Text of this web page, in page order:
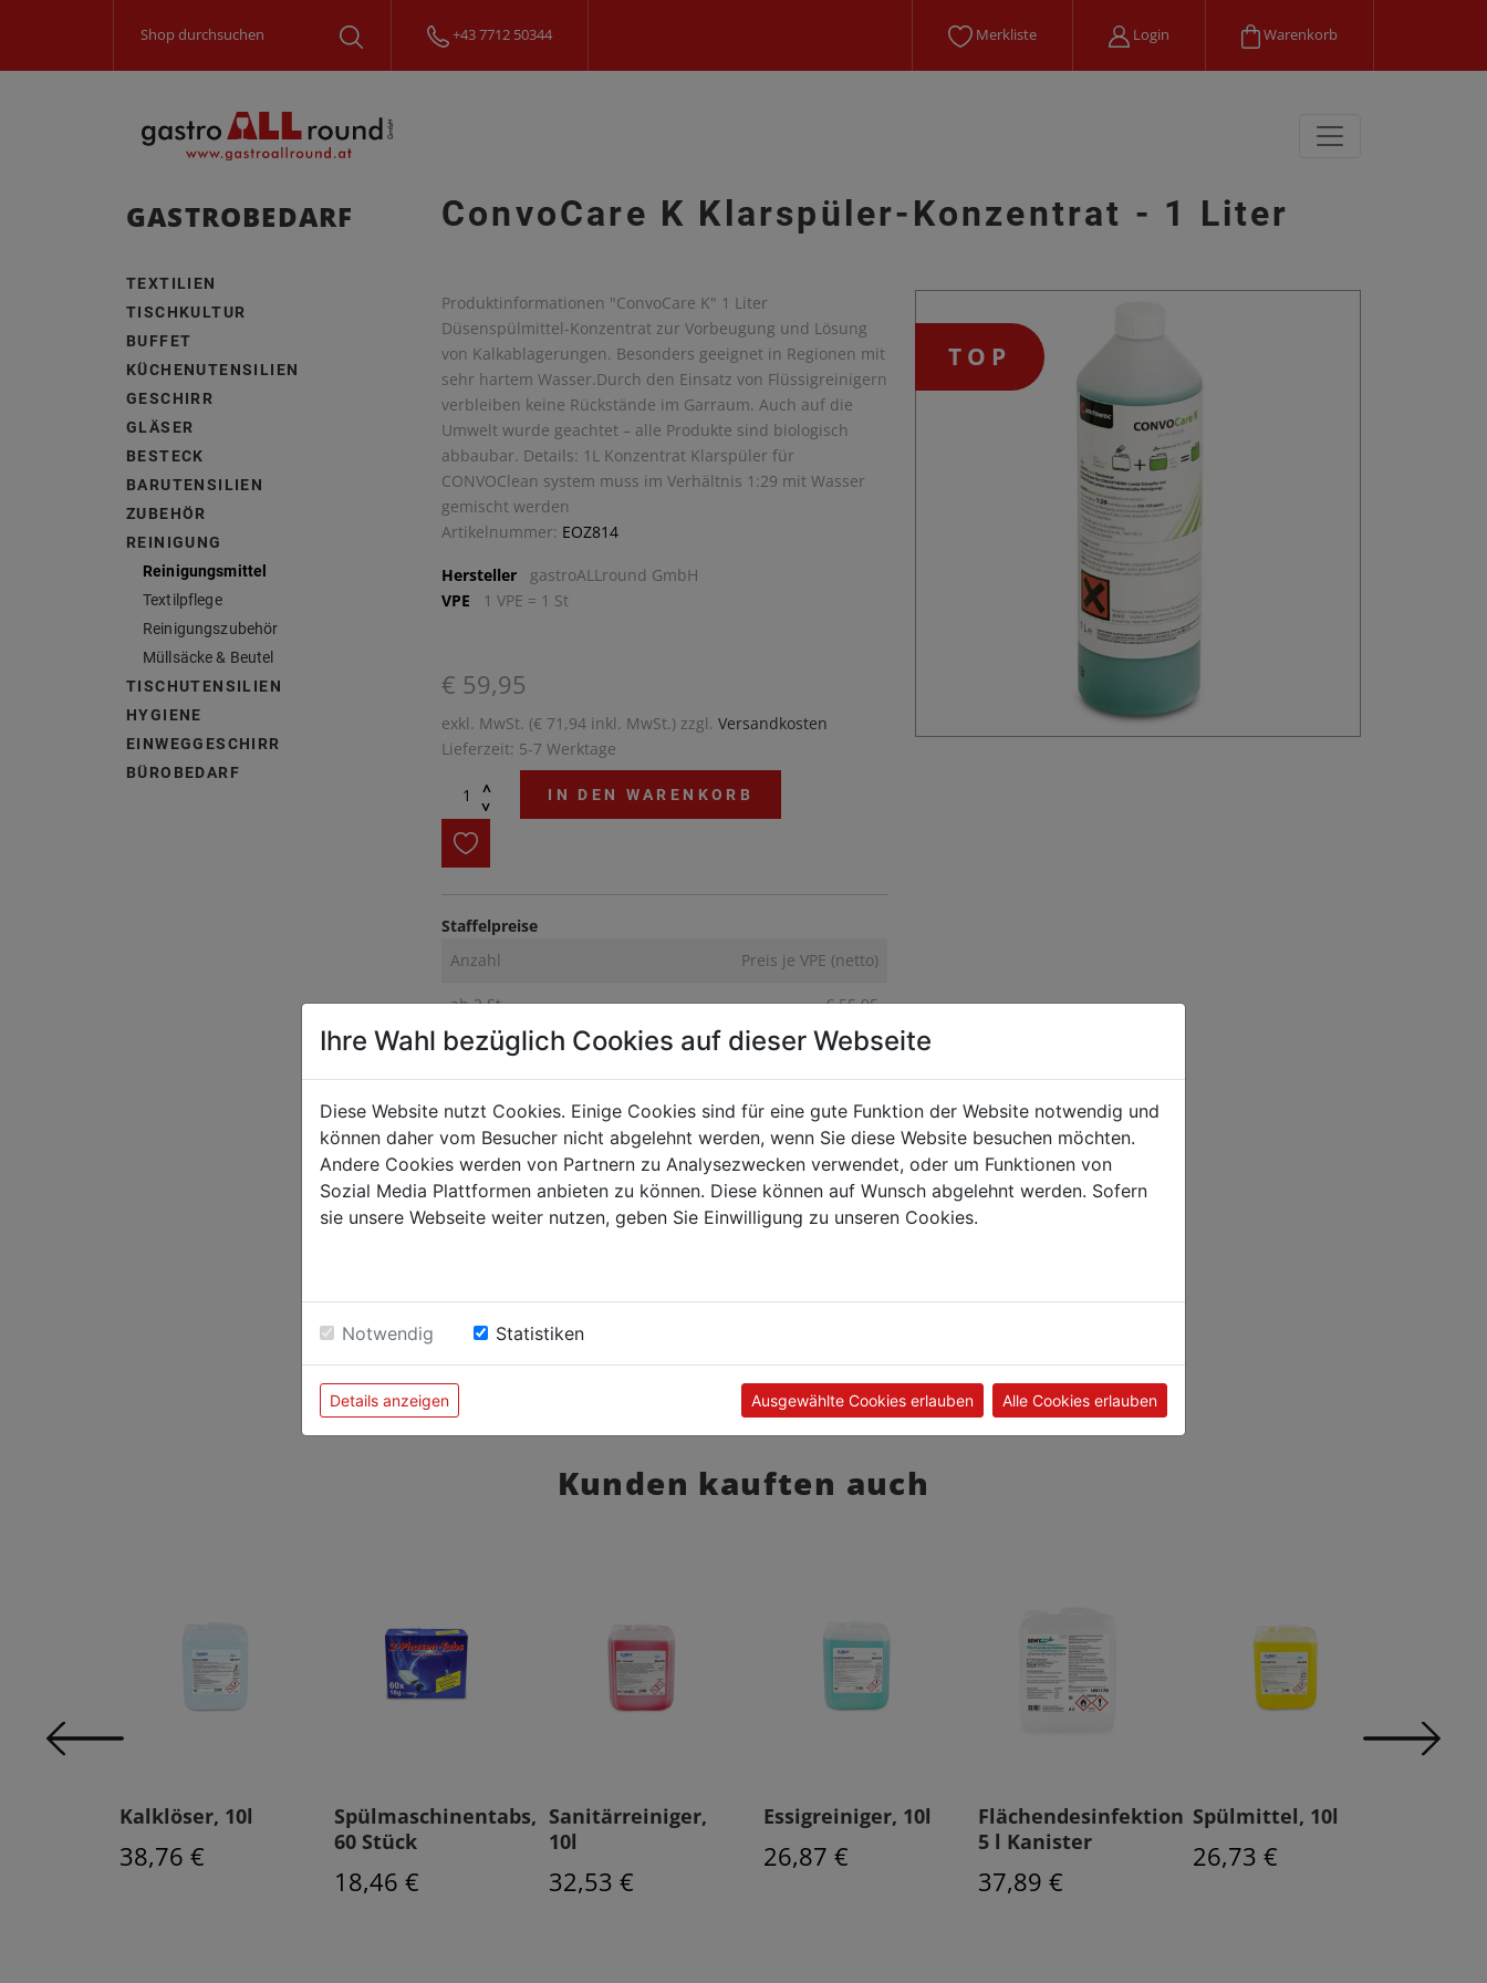
+43 7712 50344 Merkliste Login Warenkorb
GASTROBEDARF
TEXTILIEN
TISCHKULTUR
BUFFET
KÜCHENUTENSILIEN
GESCHIRR
GLÄSER
BESTECK
BARUTENSILIEN
ZUBEHÖR
REINIGUNG
Reinigungsmittel
Textilpflege
Reinigungszubehör
Müllsäcke & Beutel
TISCHUTENSILIEN
HYGIENE
EINWEGGESCHIRR
BÜROBEDARF
ConvoCare K Klarspüler-Konzentrat - 1 Liter
Produktinformationen "ConvoCare K" 1 Liter
Düsenspülmittel-Konzentrat zur Vorbeugung und Lösung
von Kalkablagerungen. Besonders geeignet in Regionen mit
sehr hartem Wasser.Durch den Einsatz von Flüssigreinigern
verbleiben keine Rückstände im Garraum. Auch auf die
Umwelt wurde geachtet – alle Produkte sind biologisch
abbaubar. Details: 1L Konzentrat Klarspüler für
CONVOClean system muss im Verhältnis 1:29 mit Wasser
gemischt werden
Artikelnummer: EOZ814
Hersteller
gastroALLround GmbH
VPE
1 VPE = 1 St
€ 59,95
exkl. MwSt. (€ 71,94 inkl. MwSt.) zzgl. Versandkosten
Lieferzeit: 5-7 Werktage
^
^
IN DEN WARENKORB
Staffelpreise
Anzahl
Preis je VPE (netto)
ab 2 St € 55,95
Kann gegenüber Metallen korrosiv sein. Verursacht
schwere Augenschäden. Sicherheitshinweise Nur in
Originalverpackung aufbewahren.
Schutzhandschuhe/Schutzkleidung/Augenschutz/
Gesichtsschutz/Gehörschutz/ ... tragen. BEI KONTAKT MIT
Möglichkeit entfernen. Weiter ausspülen. Sofort
GIFTINFORMATIONSZENTRUM/Arzt/… anrufen. Verschüttete
Mengen aufnehmen, um Materialschäden zu vermeiden. In
korrosionsbeständiger Innenauskleidung aufbewahren.
TOP
Kunden kauften auch
Kalklöser, 10l
38,76 €
Spülmaschinentabs,
60 Stück
18,46 €
Sanitärreiniger,
10l
32,53 €
Essigreiniger, 10l
26,87 €
Flächendesinfektion
5 l Kanister
37,89 €
Spülmittel, 10l
26,73 €
Ihre Wahl bezüglich Cookies auf dieser Webseite
Diese Website nutzt Cookies. Einige Cookies sind für eine gute Funktion der Website notwendig und
können daher vom Besucher nicht abgelehnt werden, wenn Sie diese Website besuchen möchten.
Andere Cookies werden von Partnern zu Analysezwecken verwendet, oder um Funktionen von
Sozial Media Plattformen anbieten zu können. Diese können auf Wunsch abgelehnt werden. Sofern
sie unsere Webseite weiter nutzen, geben Sie Einwilligung zu unseren Cookies.
Notwendig Statistiken
Details anzeigen Ausgewählte Cookies erlauben Alle Cookies erlauben